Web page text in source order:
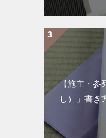
【施主・参
し）」書き